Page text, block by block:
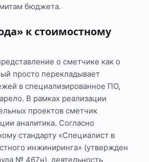
бюджета.
к стоимостному
о сметчике как о
просто перекладывает
в специализированное ПО,
В рамках реализации
проектов сметчик
аналитика. Согласно
стандарту «Специалист в
инжиниринга» (утвержден
№ 467н), деятельность